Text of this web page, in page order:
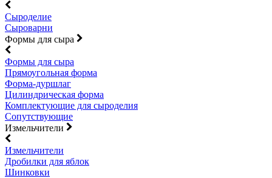
Сыроделие
Сыроварни
Формы для сыра
Формы для сыра
Прямоугольная форма
Форма-дуршлаг
Цилиндрическая форма
Комплектующие для сыроделия
Сопутствующие
Измельчители
Измельчители
Дробилки для яблок
Шинковки